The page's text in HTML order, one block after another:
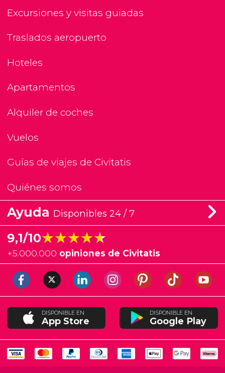
Excursiones y visitas guiadas
Traslados aeropuerto
Hoteles
Apartamentos
Alquiler de coches
Vuelos
Guías de viajes de Civitatis
Quiénes somos
Ayuda Disponibles 24 / 7
9,1/10★★★★★
★★★★★
+5.000.000 opiniones de Civitatis
DISPONIBLE EN
App Store
DISPONIBLE EN
Google Play